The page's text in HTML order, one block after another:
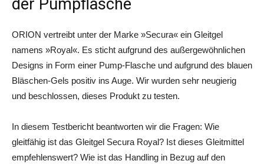
der Pumpflasche
ORION vertreibt unter der Marke »Secura« ein Gleitgel
namens »Royal«. Es sticht aufgrund des außergewöhnlichen
Designs in Form einer Pump-Flasche und aufgrund des blauen
Bläschen-Gels positiv ins Auge. Wir wurden sehr neugierig
und beschlossen, dieses Produkt zu testen.
In diesem Testbericht beantworten wir die Fragen: Wie
gleitfähig ist das Gleitgel Secura Royal? Ist dieses Gleitmittel
empfehlenswert? Wie ist das Handling in Bezug auf den